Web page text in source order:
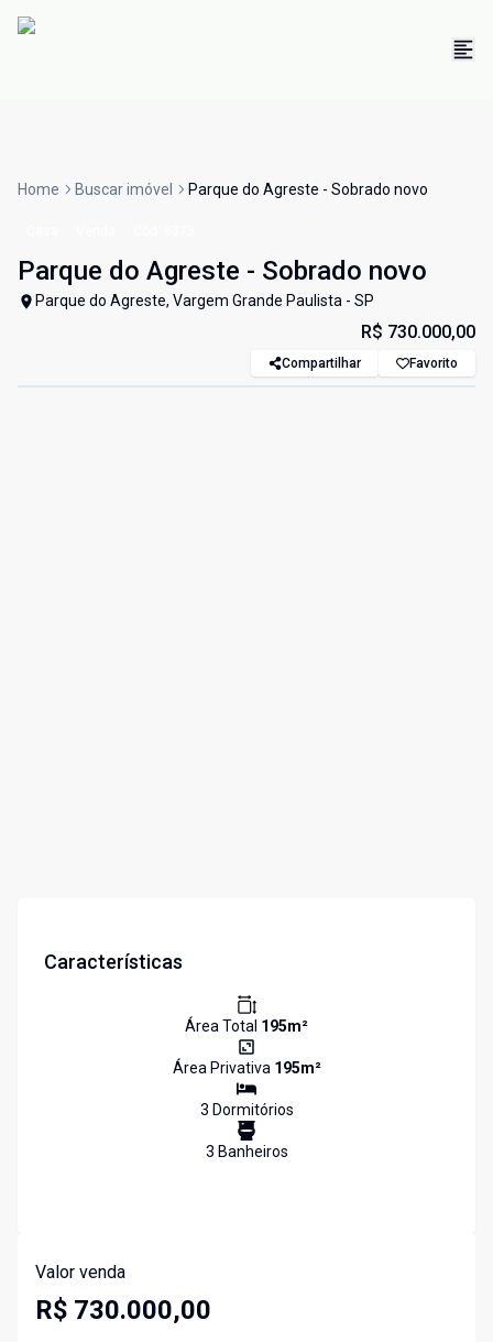
Home Buscar imóvel Parque do Agreste - Sobrado novo
Parque do Agreste - Sobrado novo
Parque do Agreste, Vargem Grande Paulista - SP
R$ 730.000,00
Compartilhar Favorito
Características
Área Total 195m²
Área Privativa 195m²
3 Dormitórios
3 Banheiros
Valor venda
R$ 730.000,00